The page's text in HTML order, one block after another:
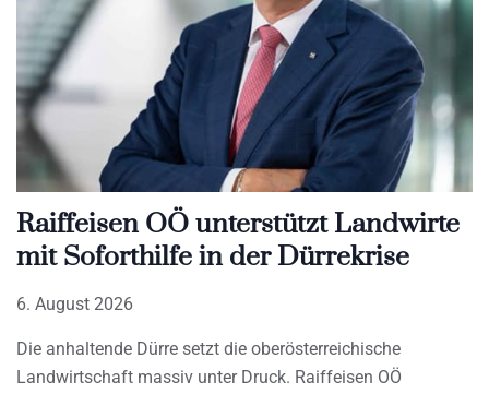
Raiffeisen OÖ unterstützt Landwirte
mit Soforthilfe in der Dürrekrise
6. August 2026
Die anhaltende Dürre setzt die oberösterreichische
Landwirtschaft massiv unter Druck. Raiffeisen OÖ